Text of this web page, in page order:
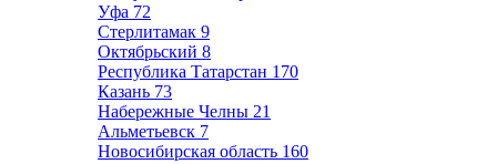
Уфа 72
Стерлитамак 9
Октябрьский 8
Республика Татарстан 170
Казань 73
Набережные Челны 21
Альметьевск 7
Новосибирская область 160